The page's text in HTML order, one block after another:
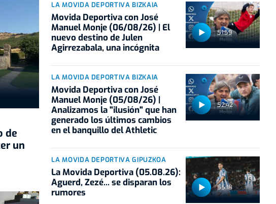
de
un
51:59
LA MOVIDA DEPORTIVA BIZKAIA
Movida Deportiva con José
Manuel Monje (06/08/26) | El
nuevo destino de Julen
Agirrezabala, una incógnita
52:42
LA MOVIDA DEPORTIVA BIZKAIA
Movida Deportiva con José
Manuel Monje (05/08/26) |
Analizamos la "ilusión" que han
generado los últimos cambios
en el banquillo del Athletic
55:18
LA MOVIDA DEPORTIVA GIPUZKOA
La Movida Deportiva (05.08.26):
Aguerd, Zezé... se disparan los
rumores